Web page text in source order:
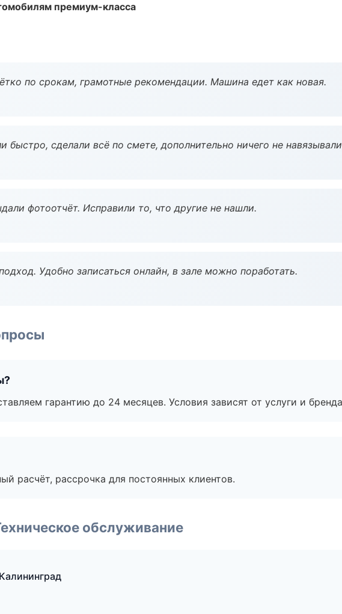
премиум-класса
по срокам, грамотные рекомендации. Машина едет как новая.
быстро, сделали всё по смете, дополнительно ничего не
фотоотчёт. Исправили то, что другие не нашли.
Удобно записаться онлайн, в зале можно поработать.
гарантию до 24 месяцев. Условия зависят от услуги и
расчёт, рассрочка для постоянных клиентов.
обслуживание